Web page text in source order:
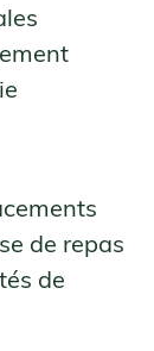
de repas
de